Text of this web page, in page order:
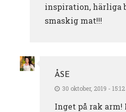
inspiration, härliga
smaskig mat!!!
ÅSE
30 oktober, 2019 - 15:12
Inget på rak arm!